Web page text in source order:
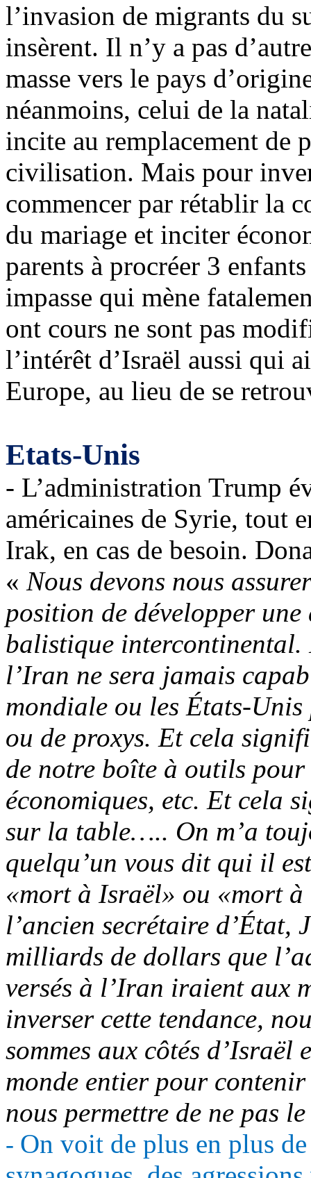
l’invasion de migrants du
insèrent. Il n’y a pas
masse vers le pays
néanmoins, celui de la
incite au remplacement de
civilisation. Mais pour
commencer par rétablir la
du mariage et inciter
parents à procréer 3
impasse qui mène
ont cours ne sont pas
l’intérêt d’Israël aussi qui
Europe, au lieu de se
Etats-Unis
- L’administration Trump
américaines de Syrie, tout
Irak, en cas de besoin.
« Nous devons nous
position de développer
balistique intercontinental.
l’Iran ne sera jamais
mondiale ou les États-
ou de proxys. Et cela
de notre boîte à outils
économiques, etc. Et cela
sur la table….. On m’a
quelqu’un vous dit qui il
«mort à Israël» ou «mort à
l’ancien secrétaire d’État,
milliards de dollars que
versés à l’Iran iraient aux
inverser cette tendance,
sommes aux côtés
monde entier pour
nous permettre de ne pas
- On voit de plus en plus